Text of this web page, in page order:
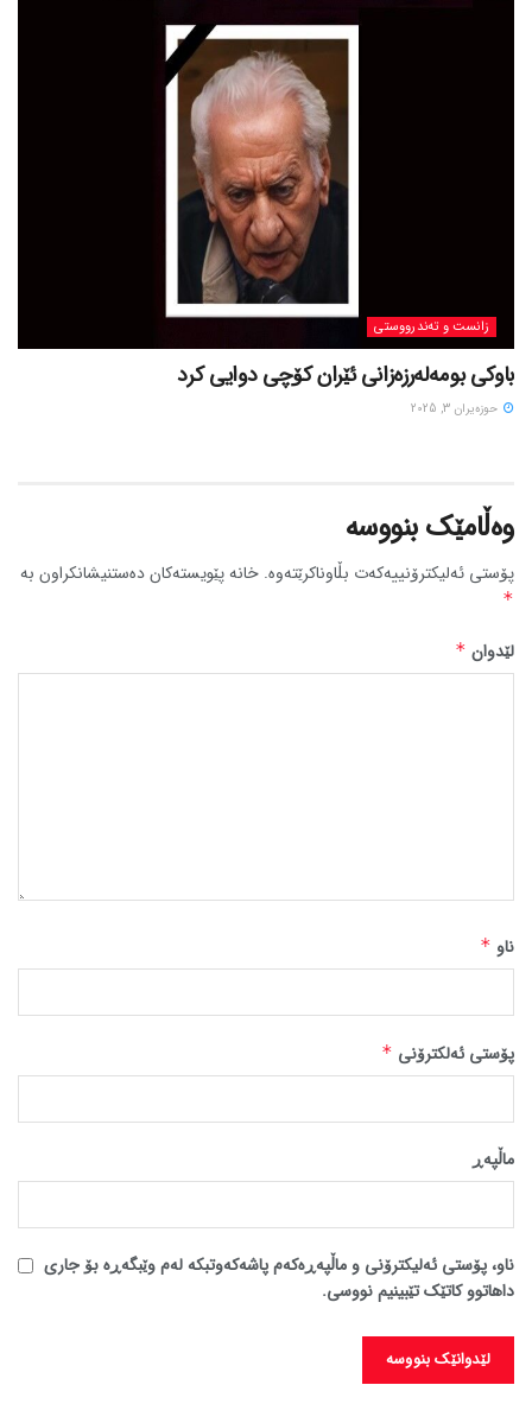
زانست و تەندرووستی
باوکی بومەلەرزەزانی ئێران کۆچی دوایی کرد
حوزه‌یران 3, 2025
وەڵامێک بنووسە
پۆستی ئەلیکترۆنییەکەت بڵاوناکرێتەوە. خانە پێویستەکان دەستنیشانکراون بە
*
لێدوان *
ناو *
پۆستی ئەلکترۆنی *
ماڵپه‌ڕ
ناو، پۆستی ئەلیکترۆنی و ماڵپەڕەکەم پاشەکەوتبکە لەم وێبگەڕە بۆ جاری
داهاتوو کاتێک تێبینیم نووسی.